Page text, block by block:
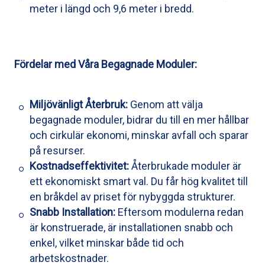
meter i längd och 9,6 meter i bredd.
Fördelar med Våra Begagnade Moduler:
Miljövänligt Återbruk: Genom att välja
begagnade moduler, bidrar du till en mer hållbar
och cirkulär ekonomi, minskar avfall och sparar
på resurser.
Kostnadseffektivitet:Återbrukade moduler är
ett ekonomiskt smart val. Du får hög kvalitet till
en bråkdel av priset för nybyggda strukturer.
Snabb Installation: Eftersom modulerna redan
är konstruerade, är installationen snabb och
enkel, vilket minskar både tid och
arbetskostnader.